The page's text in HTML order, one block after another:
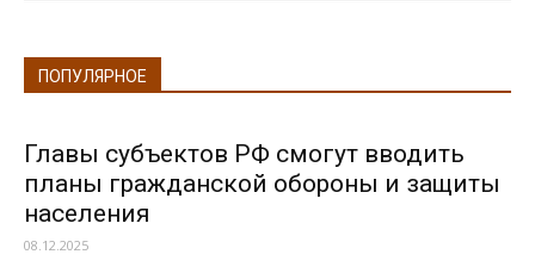
ПОПУЛЯРНОЕ
Главы субъектов РФ смогут вводить
планы гражданской обороны и защиты
населения
08.12.2025